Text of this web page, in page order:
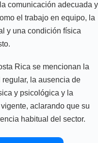
comunicación adecuada y
el trabajo en equipo, la
y una condición física
Rica se mencionan la
la ausencia de
y psicológica y la
aclarando que su
habitual del sector.